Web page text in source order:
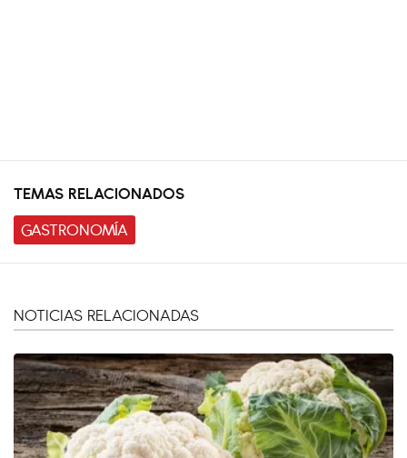
TEMAS RELACIONADOS
GASTRONOMÍA
NOTICIAS RELACIONADAS